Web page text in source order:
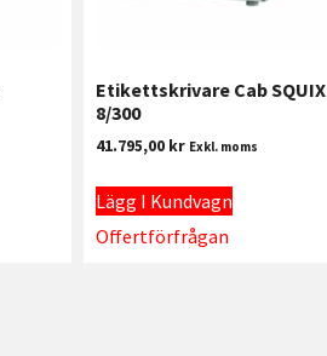
Etikettskrivare Cab SQUIX
8/300
41.795,00 kr Exkl. moms
Lägg I Kundvagn
Offertförfrågan